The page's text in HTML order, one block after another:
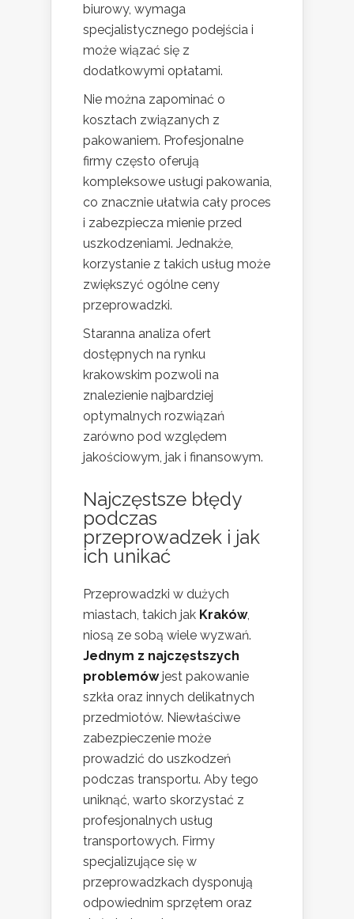
biurowy, wymaga
specjalistycznego podejścia i
może wiązać się z
dodatkowymi opłatami.
Nie można zapominać o
kosztach związanych z
pakowaniem. Profesjonalne
firmy często oferują
kompleksowe usługi pakowania,
co znacznie ułatwia cały proces
i zabezpiecza mienie przed
uszkodzeniami. Jednakże,
korzystanie z takich usług może
zwiększyć ogólne ceny
przeprowadzki.
Staranna analiza ofert
dostępnych na rynku
krakowskim pozwoli na
znalezienie najbardziej
optymalnych rozwiązań
zarówno pod względem
jakościowym, jak i finansowym.
Najczęstsze błędy
podczas
przeprowadzek i jak
ich unikać
Przeprowadzki w dużych
miastach, takich jak Kraków,
niosą ze sobą wiele wyzwań.
Jednym z najczęstszych
problemówjest pakowanie
szkła oraz innych delikatnych
przedmiotów. Niewłaściwe
zabezpieczenie może
prowadzić do uszkodzeń
podczas transportu. Aby tego
uniknąć, warto skorzystać z
profesjonalnych usług
transportowych. Firmy
specjalizujące się w
przeprowadzkach dysponują
odpowiednim sprzętem oraz